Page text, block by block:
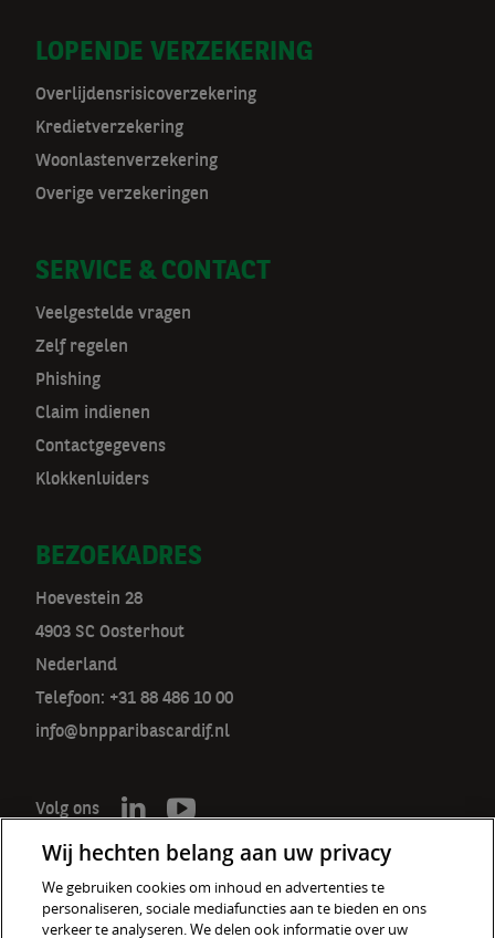
r
m
a
t
a
v
LOPENDE VERZEKERING
Overlijdensrisicoverzekering
Kredietverzekering
Woonlastenverzekering
Overige verzekeringen
SERVICE & CONTACT
Veelgestelde vragen
Zelf regelen
Phishing
Claim indienen
Contactgegevens
Klokkenluiders
BEZOEKADRES
Hoevestein 28
4903 SC Oosterhout
Nederland
Telefoon: +31 88 486 10 00
info@bnpparibascardif.nl
Volg ons
De verzekeraar voor een wereld
Wij hechten belang aan uw privacy
We gebruiken cookies om inhoud en advertenties te
personaliseren, sociale mediafuncties aan te bieden en ons
verkeer te analyseren. We delen ook informatie over uw